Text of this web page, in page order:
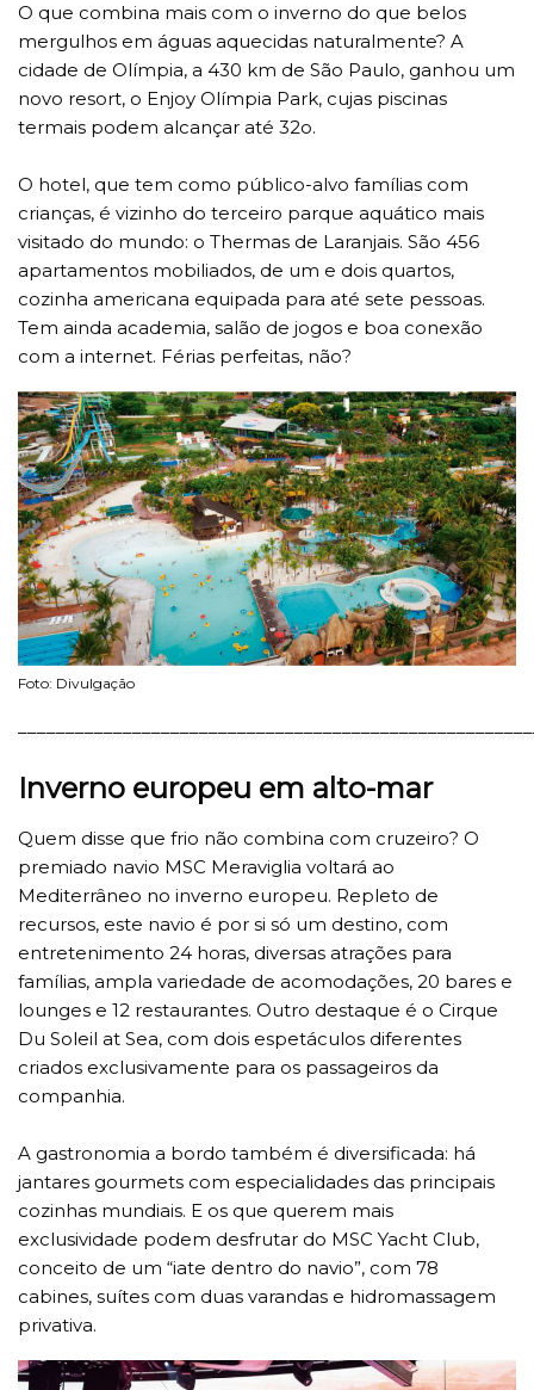
O que combina mais com o inverno do que belos
mergulhos em águas aquecidas naturalmente? A
cidade de Olímpia, a 430 km de São Paulo, ganhou um
novo resort, o Enjoy Olímpia Park, cujas piscinas
termais podem alcançar até 32o.
O hotel, que tem como público-alvo famílias com
crianças, é vizinho do terceiro parque aquático mais
visitado do mundo: o Thermas de Laranjais. São 456
apartamentos mobiliados, de um e dois quartos,
cozinha americana equipada para até sete pessoas.
Tem ainda academia, salão de jogos e boa conexão
com a internet. Férias perfeitas, não?
Foto: Divulgação
Inverno europeu em alto-mar
Quem disse que frio não combina com cruzeiro? O
premiado navio MSC Meraviglia voltará ao
Mediterrâneo no inverno europeu. Repleto de
recursos, este navio é por si só um destino, com
entretenimento 24 horas, diversas atrações para
famílias, ampla variedade de acomodações, 20 bares e
lounges e 12 restaurantes. Outro destaque é o Cirque
Du Soleil at Sea, com dois espetáculos diferentes
criados exclusivamente para os passageiros da
companhia.
A gastronomia a bordo também é diversificada: há
jantares gourmets com especialidades das principais
cozinhas mundiais. E os que querem mais
exclusividade podem desfrutar do MSC Yacht Club,
conceito de um “iate dentro do navio”, com 78
cabines, suítes com duas varandas e hidromassagem
privativa.